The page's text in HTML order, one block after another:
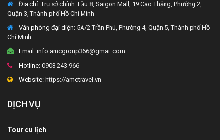
Địa chỉ:Trụ sở chính: Lầu 8, Saigon Mall, 19 Cao Thắng, Phường 2,
Quận 3, Thành phố Hồ Chí Minh
Văn phòng đại diện: 5A/2 Trần Phú, Phường 4, Quận 5, Thành phố Hồ
Chí Minh
Email: info.amcgroup366@gmail.com
Hotline: 0903 243 966
Website: https://amctravel.vn
DỊCH VỤ
Tour du lịch